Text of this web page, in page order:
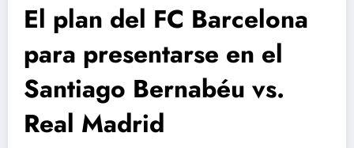
El plan del FC Barcelona
para presentarse en el
Santiago Bernabéu vs.
Real Madrid